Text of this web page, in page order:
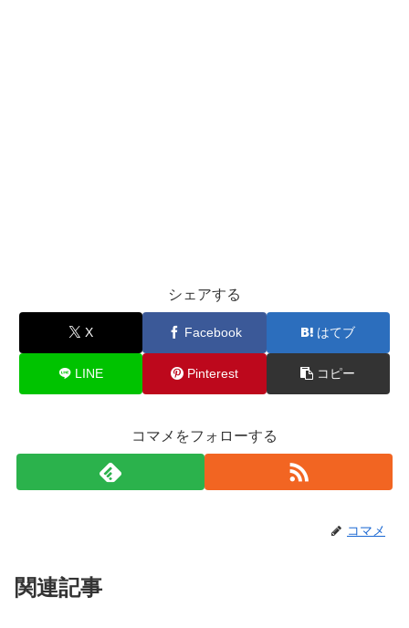
シェアする
X Facebook はてブ
LINE Pinterest コピー
コマメをフォローする
コマメ
関連記事